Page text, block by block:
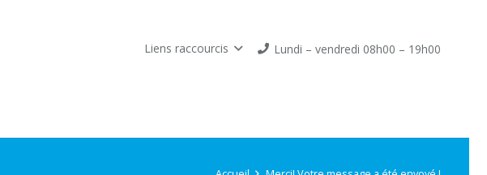
Liens raccourcis Lundi – vendredi 08h00 – 19h00